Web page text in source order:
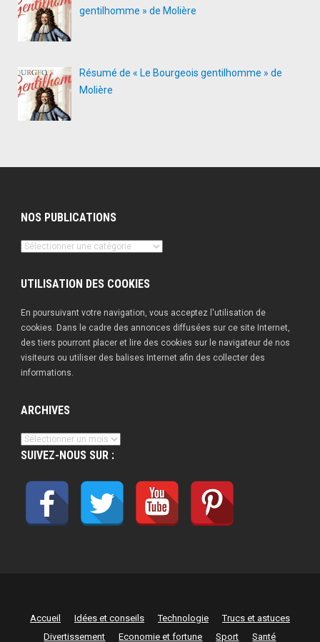
gentilhomme » de Molière
Résumé de « Le Bourgeois gentilhomme » de
Molière
NOS PUBLICATIONS
Nos
UTILISATION DES COOKIES
En poursuivant votre navigation, vous acceptez l'utilisation de
cookies. Dans le cadre des annonces diffusées sur ce site Internet,
des tiers pourront placer et lire des cookies sur le navigateur de nos
visiteurs ou utiliser des balises Internet afin des collecter des
informations.
ARCHIVES
Archives
SUIVEZ-NOUS SUR :
Accueil Idées et conseils Technologie
Trucs et astuces
Divertissement
Economie et fortune Sport Santé